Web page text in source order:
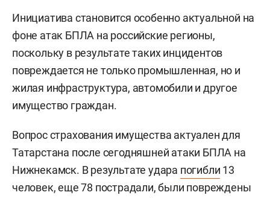
Инициатива становится особенно актуальной на
фоне атак БПЛА на российские регионы,
поскольку в результате таких инцидентов
повреждается не только промышленная, но и
жилая инфраструктура, автомобили и другое
имущество граждан.
Вопрос страхования имущества актуален для
Татарстана после сегодняшней атаки БПЛА на
Нижнекамск. В результате удара погибли 13
человек, еще 78 пострадали, были повреждены